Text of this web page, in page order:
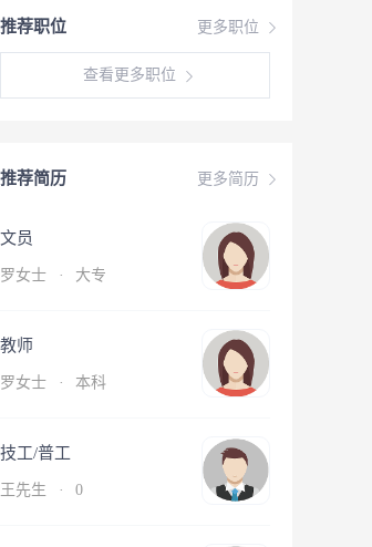
更多职位
推荐职位
查看更多职位
更多简历
推荐简历
文员
罗女士 · 大专
教师
罗女士 · 本科
技工/普工
王先生 · 0